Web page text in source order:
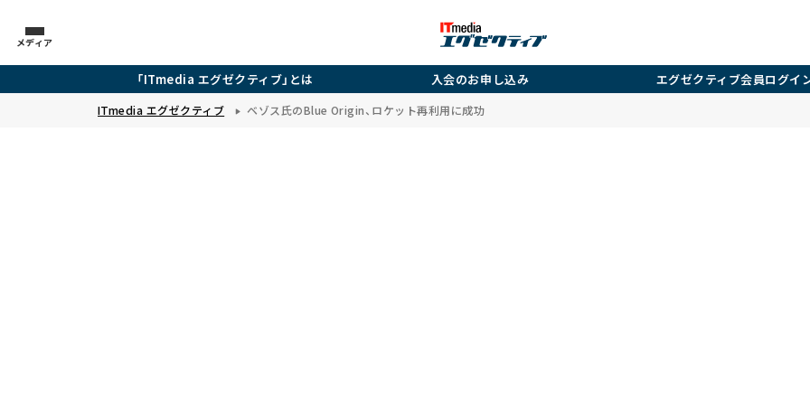
メディア
「ITmedia エグゼクティブ」とは 入会のお申し込み エグゼクティブ会員ログイ
ITmedia エグゼクティブ ベゾス氏のBlue Origin、ロケット再利用に成功